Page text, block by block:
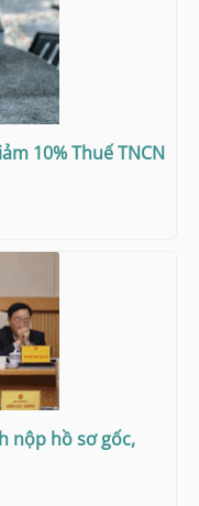
10% Thuế TNCN
nộp hồ sơ gốc,